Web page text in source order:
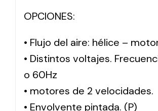
OPCIONES:
• Flujo del aire: hélice –
• Distintos voltajes.
o 60Hz
• motores de 2 velocidades.
• Envolvente pintada. (P)